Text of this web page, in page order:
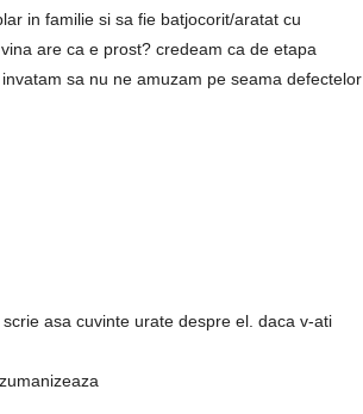
in familie si sa fie batjocorit/aratat cu
are ca e prost? credeam ca de etapa
sa nu ne amuzam pe seama defectelor
asa cuvinte urate despre el. daca v-ati